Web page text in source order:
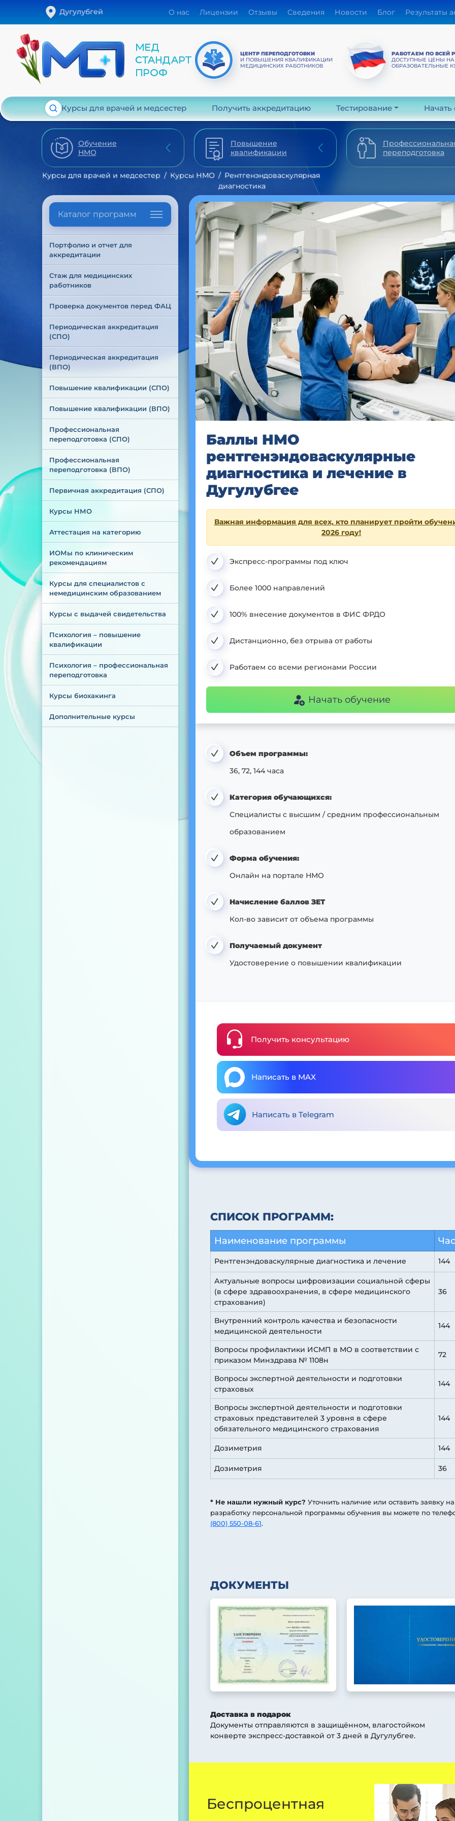
Дугулубгей О нас Лицензии Отзывы Сведения Новости Блог Результаты
ЦЕНТР ПЕРЕПОДГОТОВКИ
И ПОВЫШЕНИЯ КВАЛИФИКАЦИИ
МЕДИЦИНСКИХ РАБОТНИКОВ
РАБОТАЕМ ПО ВСЕЙ
ДОСТУПНЫЕ ЦЕНЫ НА
ОБРАЗОВАТЕЛЬНЫЕ
Курсы для врачей и медсестер Получить аккредитацию Тестирование Начать
Обучение
НМО
Повышение
квалификации
переподготовка
Курсы для врачей и медсестер Курсы НМО
Рентгенэндоваскулярная
диагностика
Каталог программ
Портфолио и отчет для
аккредитации
Стаж для медицинских
работников
Проверка документов перед ФАЦ
Периодическая аккредитация
(СПО)
Периодическая аккредитация
(ВПО)
Повышение квалификации (СПО)
Повышение квалификации (ВПО)
Профессиональная
переподготовка (СПО)
Профессиональная
переподготовка (ВПО)
Первичная аккредитация (СПО)
Курсы НМО
Аттестация на категорию
ИОМы по клиническим
рекомендациям
Курсы для специалистов с
немедицинским образованием
Курсы с выдачей свидетельства
Психология – повышение
квалификации
Психология – профессиональная
переподготовка
Курсы биохакинга
Дополнительные курсы
Баллы НМО
рентгенэндоваскулярные
диагностика и лечение в
Дугулубгее
Важная информация для всех, кто планирует пройти
2026 году!
Экспресс-программы под ключ
Более 1000 направлений
100% внесение документов в ФИС ФРДО
Дистанционно, без отрыва от работы
Работаем со всеми регионами России
Начать обучение
Объем программы:
36, 72, 144 часа
Категория обучающихся:
Специалисты с высшим / средним профессиональным
образованием
Форма обучения:
Онлайн на портале НМО
Начисление баллов ЗЕТ
Кол-во зависит от объема программы
Получаемый документ
Удостоверение о повышении квалификации
Получить консультацию
Написать в MAX
Написать в Telegram
СПИСОК ПРОГРАММ:
Наименование программы
Рентгенэндоваскулярные диагностика и лечение 144
Актуальные вопросы цифровизации социальной сферы
(в сфере здравоохранения, в сфере медицинского
страхования)
36
Внутренний контроль качества и безопасности
медицинской деятельности
144
Вопросы профилактики ИСМП в МО в соответствии с
приказом Минздрава № 1108н
72
Вопросы экспертной деятельности и подготовки
страховых
144
Вопросы экспертной деятельности и подготовки
страховых представителей 3 уровня в сфере
обязательного медицинского страхования
144
Дозиметрия 144
Дозиметрия 36
* Не нашли нужный курс? Уточнить наличие или оставить заявку на
разработку персональной программы обучения вы можете по
(800) 550-08-61.
ДОКУМЕНТЫ
Доставка в подарок
Документы отправляются в защищённом, влагостойком
конверте экспресс-доставкой от 3 дней в Дугулубгее.
Беспроцентная